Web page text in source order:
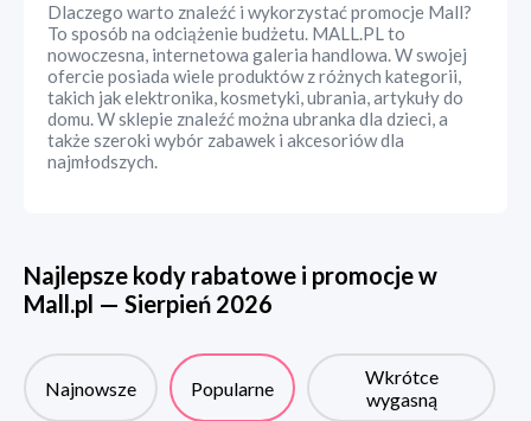
Dlaczego warto znaleźć i wykorzystać promocje Mall?
To sposób na odciążenie budżetu. MALL.PL to
nowoczesna, internetowa galeria handlowa. W swojej
ofercie posiada wiele produktów z różnych kategorii,
takich jak elektronika, kosmetyki, ubrania, artykuły do
domu. W sklepie znaleźć można ubranka dla dzieci, a
także szeroki wybór zabawek i akcesoriów dla
najmłodszych.
Najlepsze kody rabatowe i promocje w
Mall.pl — Sierpień 2026
Najnowsze Popularne
Wkrótce
wygasną